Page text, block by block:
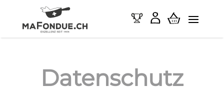
Datenschutz